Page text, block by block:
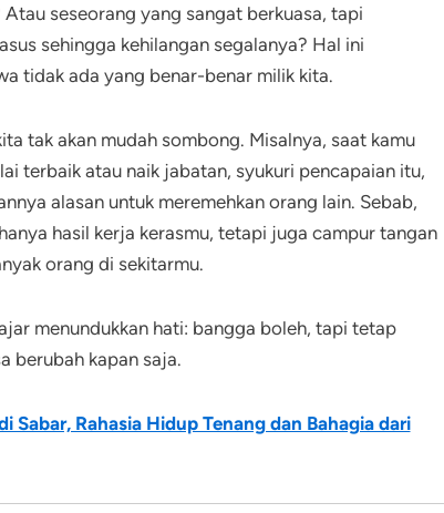
seseorang yang sangat berkuasa, tapi
sehingga kehilangan segalanya? Hal ini
tidak ada yang benar-benar milik kita.
tak akan mudah sombong. Misalnya, saat kamu
terbaik atau naik jabatan, syukuri pencapaian itu,
alasan untuk meremehkan orang lain. Sebab,
hasil kerja kerasmu, tetapi juga campur tangan
orang di sekitarmu.
menundukkan hati: bangga boleh, tapi tetap
berubah kapan saja.
Sabar, Rahasia Hidup Tenang dan Bahagia dari